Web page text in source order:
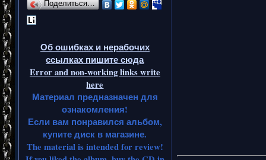
Поделиться…
Об ошибках и нерабочих
ссылках пишите сюда
Error and non-working links write
here
Материал предназначен для
ознакомления!
Если вам понравился альбом,
купите диск в магазине.
The material is intended for review!